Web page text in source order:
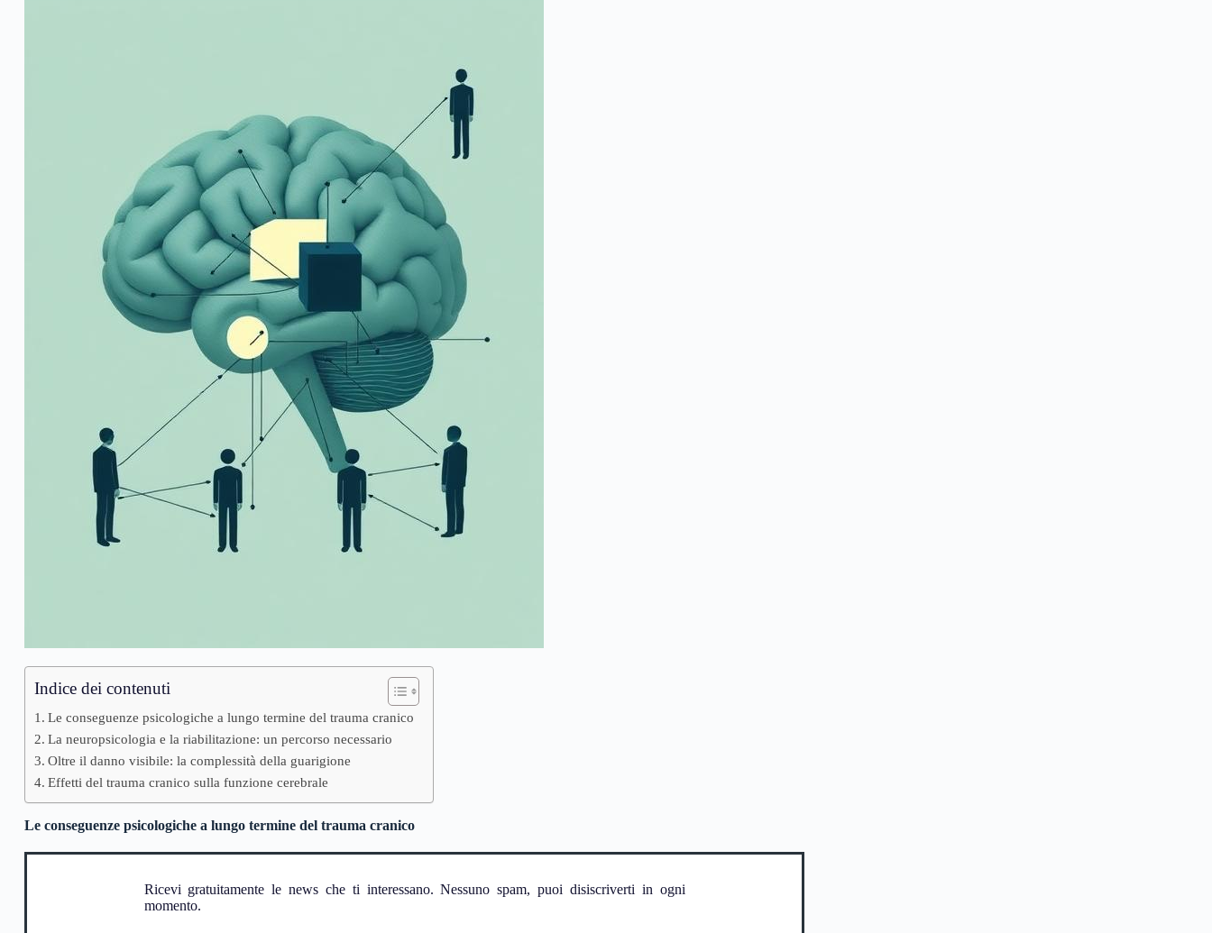
Indice dei contenuti
Le conseguenze psicologiche a lungo termine del trauma cranico
La neuropsicologia e la riabilitazione: un percorso necessario
Oltre il danno visibile: la complessità della guarigione
Effetti del trauma cranico sulla funzione cerebrale
Le conseguenze psicologiche a lungo termine del trauma cranico
Ricevi gratuitamente le news che ti interessano. Nessuno spam, puoi disiscriverti in ogni
momento.